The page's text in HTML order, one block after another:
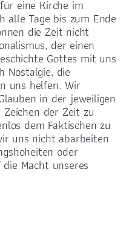
eine Kirche im
alle Tage bis zum Ende
die Zeit nicht
der einen
Gottes mit uns
Nostalgie, die
uns helfen. Wir
in der jeweiligen
der Zeit zu
dem Faktischen zu
uns nicht abarbeiten
oder
Macht unseres